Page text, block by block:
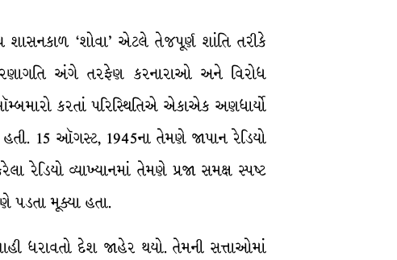
‘શોવા’ એટલે તેજપૂર્ણ શાંતિ તરીકે
અંગે તરફેણ કરનારાઓ અને વિરોધ
કરતાં પરિસ્થિતિએ એકાએક અણધાર્યો
હતી. 15 ઑગસ્ટ, 1945ના તેમણે જાપાન રેડિયો
રેડિયો વ્યાખ્યાનમાં તેમણે પ્રજા સમક્ષ સ્પષ્ટ
પડતા મૂક્યા હતા.
ધરાવતો દેશ જાહેર થયો. તેમની સત્તાઓમાં